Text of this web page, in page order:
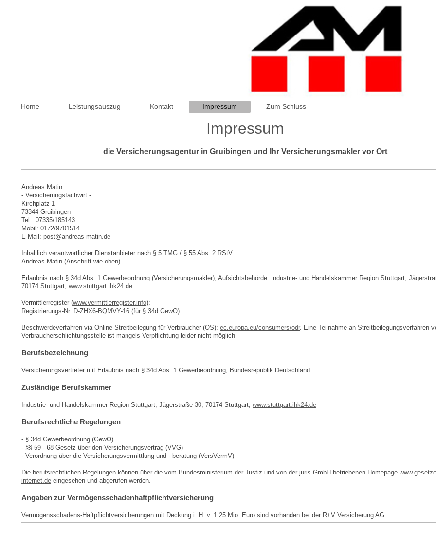
Home Leistungsauszug Kontakt Impressum Zum Schluss
Impressum
die Versicherungsagentur in Gruibingen und Ihr Versicherungsmakler vor Ort
Andreas Matin
- Versicherungsfachwirt -
Kirchplatz 1
73344 Gruibingen
Tel.: 07335/185143
Mobil: 0172/9701514
E-Mail: post@andreas-matin.de
Inhaltlich verantwortlicher Dienstanbieter nach § 5 TMG / § 55 Abs. 2 RStV:
Andreas Matin (Anschrift wie oben)
Erlaubnis nach § 34d Abs. 1 Gewerbeordnung (Versicherungsmakler), Aufsichtsbehörde: Industrie- und Handelskammer Region Stuttgart,
70174 Stuttgart, www.stuttgart.ihk24.de
Vermittlerregister (www.vermittlerregister.info):
Registrierungs-Nr. D-ZHX6-BQMVY-16 (für § 34d GewO)
Beschwerdeverfahren via Online Streitbeilegung für Verbraucher (OS): ec.europa.eu/consumers/odr. Eine Teilnahme an Streitbeilegungsverfahren
Verbraucherschlichtungsstelle ist mangels Verpflichtung leider nicht möglich.
Berufsbezeichnung
Versicherungsvertreter mit Erlaubnis nach § 34d Abs. 1 Gewerbeordnung, Bundesrepublik Deutschland
Zuständige Berufskammer
Industrie- und Handelskammer Region Stuttgart, Jägerstraße 30, 70174 Stuttgart, www.stuttgart.ihk24.de
Berufsrechtliche Regelungen
- § 34d Gewerbeordnung (GewO)
- §§ 59 - 68 Gesetz über den Versicherungsvertrag (VVG)
- Verordnung über die Versicherungsvermittlung und - beratung (VersVermV)
Die berufsrechtlichen Regelungen können über die vom Bundesministerium der Justiz und von der juris GmbH betriebenen Homepage
internet.de eingesehen und abgerufen werden.
Angaben zur Vermögensschadenhaftpflichtversicherung
Vermögensschadens-Haftpflichtversicherungen mit Deckung i. H. v. 1,25 Mio. Euro sind vorhanden bei der R+V Versicherung AG